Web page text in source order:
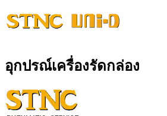
อุกปรณ์เครื่องรัดกล่อง